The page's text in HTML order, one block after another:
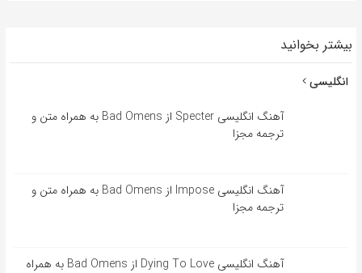
بیشتر بخوانید
انگلیسی
آهنگ انگلیسی Specter از Bad Omens به همراه متن و
ترجمه مجزا
آهنگ انگلیسی Impose از Bad Omens به همراه متن و
ترجمه مجزا
آهنگ انگلیسی Dying To Love از Bad Omens به همراه